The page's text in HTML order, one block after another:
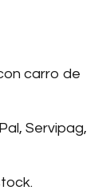
carro de
Servipag,